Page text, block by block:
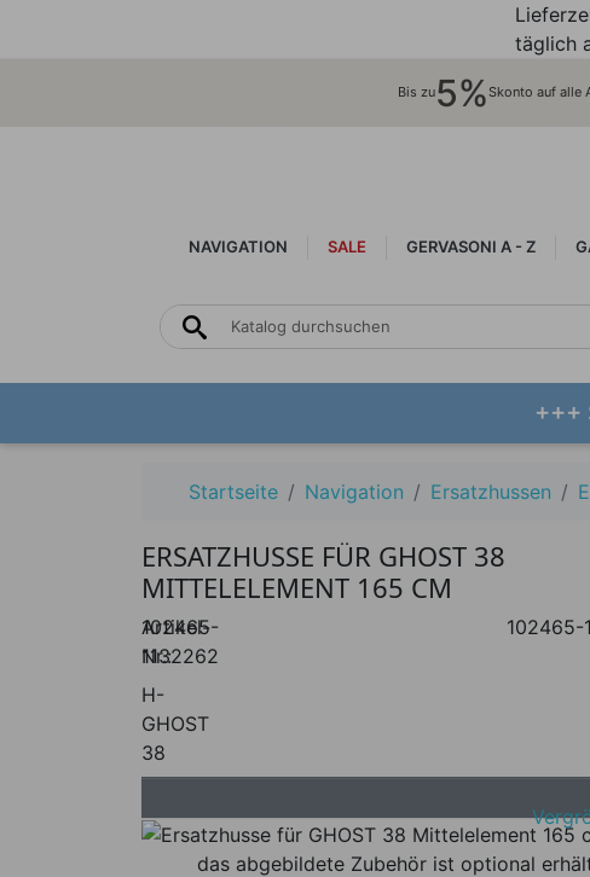
täglich
Bis zu5%Skonto auf alle
NAVIGATION SALE GERVASONI A - Z
+++
Startseite Navigation Ersatzhussen
ERSATZHUSSE FÜR GHOST 38
MITTELELEMENT 165 CM
Artikel-
Nr.:
H-
GHOST
38
102465-
1132262
102465-
das abgebildete Zubehör ist optional